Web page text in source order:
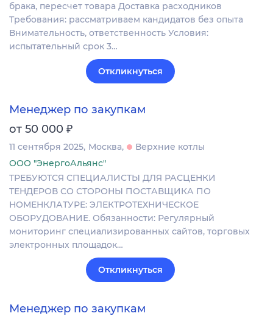
брака, пересчет товара Доставка расходников
Требования: рассматриваем кандидатов без опыта
Внимательность, ответственность Условия:
испытательный срок 3…
Откликнуться
Менеджер по закупкам
от 50 000 ₽
11 сентября 2025 Москва
Верхние котлы
ООО "ЭнергоАльянс"
ТРЕБУЮТСЯ СПЕЦИАЛИСТЫ ДЛЯ РАСЦЕНКИ
ТЕНДЕРОВ СО СТОРОНЫ ПОСТАВЩИКА ПО
НОМЕНКЛАТУРЕ: ЭЛЕКТРОТЕХНИЧЕСКОЕ
ОБОРУДОВАНИЕ. Обязанности: Регулярный
мониторинг специализированных сайтов, торговых
электронных площадок…
Откликнуться
Менеджер по закупкам